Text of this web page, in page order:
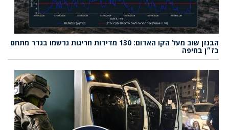
הבנזן שוב מעל הקו האדום: 130 מדידות חריגות נרשמו בגדר מתחם
בז״ן בחיפה